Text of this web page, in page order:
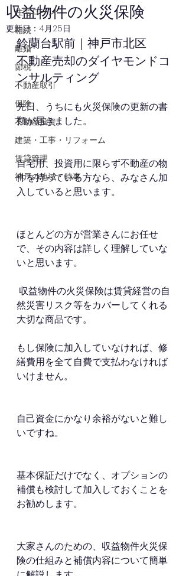
住宅ローン
相続
離婚
節税
不動産取引
保険
不動産投資
建築・工事・リフォーム
賃貸管理
神戸の地域・時事
収益物件の火災保険
更新日： 4月25日
鈴蘭台駅前｜神戸市北区
不動産売却のダイヤモンドコ
ンサルティング
先日、うちにも火災保険の更新の書
類が届きました。
自宅用、投資用に限らず不動産の物
件を持っている方なら、みなさん加
入していると思います。
ほとんどの方が営業さんにお任せ
で、その内容は詳しく理解していな
いと思います。
然災害リスク等をカバーしてくれる
大切な商品です。
もし保険に加入していなければ、修
繕費用を全て自費で支払わなければ
いけません。
自己資金にかなり余裕がないと難し
いですね。
基本保証だけでなく、オプションの
補償も検討して加入しておくことを
お勧めします。
大家さんのための、収益物件火災保
険の仕組みと補償内容について簡単